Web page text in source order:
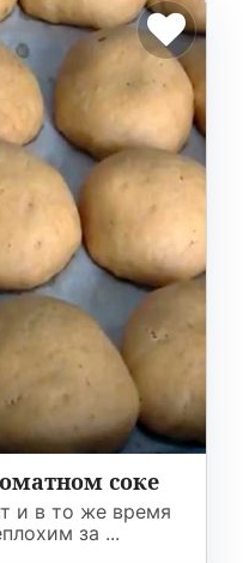
соке
и в то же время
за ...